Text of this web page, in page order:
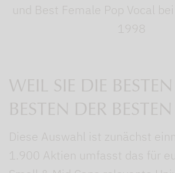
und Best Female Pop Vocal
1998
WEIL SIE DIE
BESTEN DER
Diese Auswahl ist zunächst
1.900 Aktien umfasst das für